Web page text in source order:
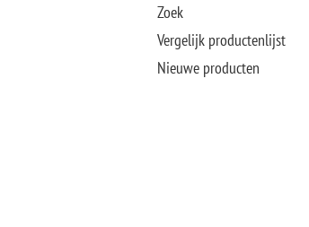
Zoek
Vergelijk productenlijst
Nieuwe producten